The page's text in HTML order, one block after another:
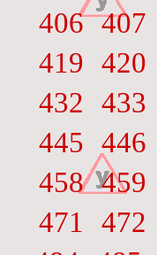
406 407
419 420
432
433
445 446
458 459
471
472